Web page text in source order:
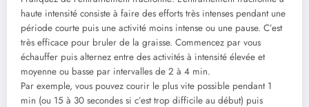
haute intensité consiste à faire des efforts très intenses pendant une
période courte puis une activité moins intense ou une pause. C’est
très efficace pour bruler de la graisse. Commencez par vous
échauffer puis alternez entre des activités à intensité élevée et
moyenne ou basse par intervalles de 2 à 4 min.
Par exemple, vous pouvez courir le plus vite possible pendant 1
min (ou 15 à 30 secondes si c’est trop difficile au début) puis